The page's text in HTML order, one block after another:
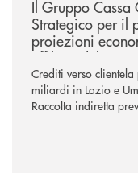
Il Gruppo
Strategico per il
proiezioni
affiliate del Lazio
Crediti verso
miliardi in Lazio e
Raccolta indiretta
nel processo di